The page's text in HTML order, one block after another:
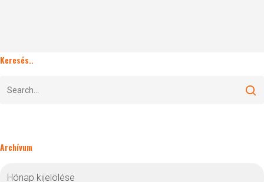
Keresés..
Archívum